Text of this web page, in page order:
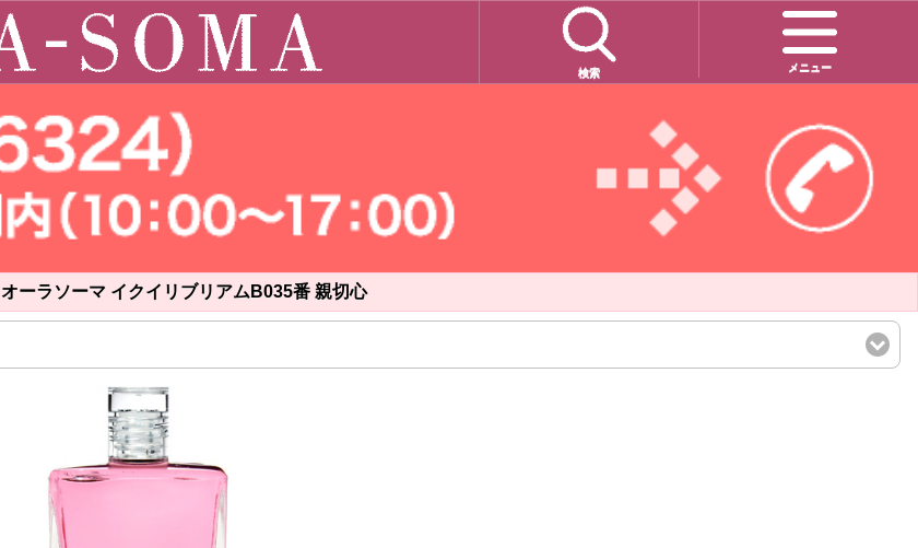
検索 メニュー
オーラソーマ イクイリブリアムB035番 親切心